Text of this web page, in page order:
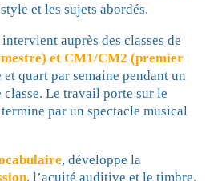
et les sujets abordés.
auprès des classes de
et CM1/CM2 (premier
et quart par semaine pendant un
classe. Le travail porte sur le
par un spectacle musical
, développe la
, l’acuité auditive et le timbre.